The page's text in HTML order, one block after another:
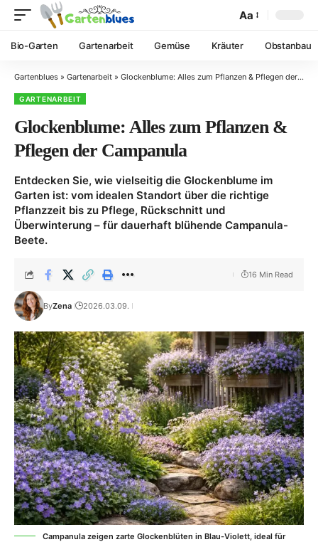
Aa
Bio-Garten Gartenarbeit Gemüse Kräuter Obstanbau
Gartenblues » Gartenarbeit » Glockenblume: Alles zum Pflanzen & Pflegen der Campanula
GARTENARBEIT
Glockenblume: Alles zum Pflanzen &
Pflegen der Campanula
Entdecken Sie, wie vielseitig die Glockenblume im
Garten ist: vom idealen Standort über die richtige
Pflanzzeit bis zu Pflege, Rückschnitt und
Überwinterung – für dauerhaft blühende Campanula-
Beete.
ByZena 2026.03.09.
16 Min Read
Campanula zeigen zarte Glockenblüten in Blau-Violett, ideal für